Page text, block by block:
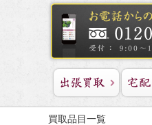
買取品目一覧